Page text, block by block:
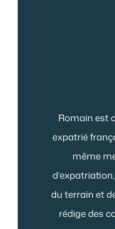
Romain est
expatrié
même
du terrain et
rédige des